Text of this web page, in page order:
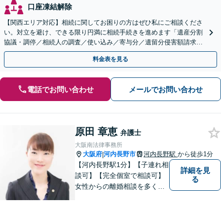
口座凍結解除
【関西エリア対応】相続に関してお困りの方はぜひ私にご相談くださ
い。対立を避け、できる限り円満に相続手続きを進めます「遺産分割
協議・調停／相続人の調査／使い込み／寄与分／遺留分侵害額請求／
相続放棄（借金の相続）／遺言書作成【休日・夜間相談可】
料金表を見る
電話でお問い合わせ メールでお問い合わせ
原田 章恵 弁護士
大阪南法律事務所
大阪府|河内長野市 河内長野駅 から徒歩1分
【河内長野駅1分】【子連れ相
談可】【完全個室で相談可】
女性からの離婚相談を多くご
詳細を見
る